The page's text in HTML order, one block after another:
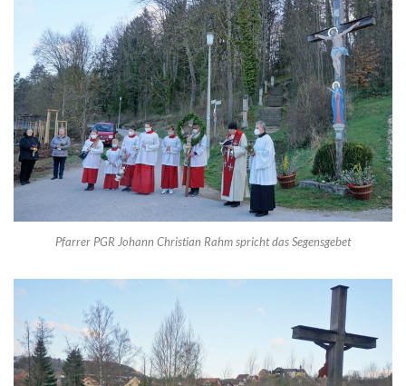
Pfarrer PGR Johann Christian Rahm spricht das Segensgebet